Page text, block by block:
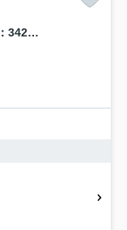
堺市中区深井清水町 貸事務所[物件番号：342168]